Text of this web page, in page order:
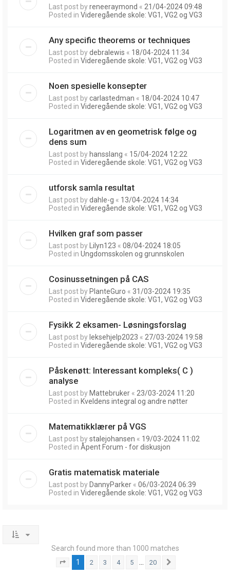
Last post byreneeraymond « 21/04-2024 09:48
Posted in Videregående skole: VG1, VG2 og VG3
Any specific theorems or techniques
Last post bydebralewis « 18/04-2024 11:34
Posted in Videregående skole: VG1, VG2 og VG3
Noen spesielle konsepter
Last post bycarlastedman « 18/04-2024 10:47
Posted in Videregående skole: VG1, VG2 og VG3
Logaritmen av en geometrisk følge og
dens sum
Last post by hansslang « 15/04-2024 12:22
Posted in Videregående skole: VG1, VG2 og VG3
utforsk samla resultat
Last post bydahle-g « 13/04-2024 14:34
Posted in Videregående skole: VG1, VG2 og VG3
Hvilken graf som passer
Last post by Lilyn123 « 08/04-2024 18:05
Posted in Ungdomsskolen og grunnskolen
Cosinussetningen på CAS
Last post by PlanteGuro « 31/03-2024 19:35
Posted in Videregående skole: VG1, VG2 og VG3
Fysikk 2 eksamen- Løsningsforslag
Last post by leksehjelp2023 « 27/03-2024 19:58
Posted in Videregående skole: VG1, VG2 og VG3
Påskenøtt: Interessant kompleks( C )
analyse
Last post by Mattebruker « 23/03-2024 11:20
Posted in Kveldens integral og andre nøtter
Matematikklærer på VGS
Last post bystalejohansen « 19/03-2024 11:02
Posted in Åpent Forum - for diskusjon
Gratis matematisk materiale
Last post by DannyParker « 06/03-2024 06:39
Posted in Videregående skole: VG1, VG2 og VG3
Search found more than 1000 matches
Page of 20
1 2 3 4 5 20